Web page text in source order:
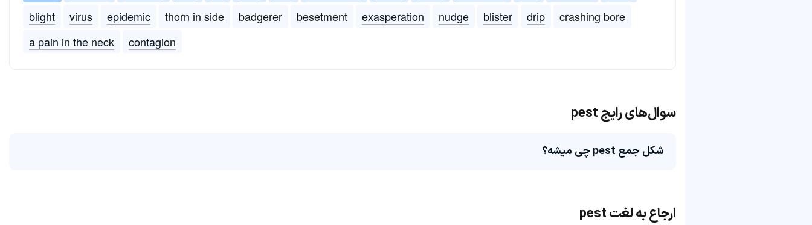
blight
virus epidemic thorn in side badgerer besetment exasperation nudge blister drip
crashing bore
a pain in the neck
contagion
سوال‌های رایج pest
شکل جمع pest چی میشه؟
ارجاع به لغت pest